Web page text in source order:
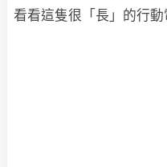
看看這隻很「長」的行動